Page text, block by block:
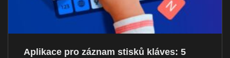
Aplikace pro záznam stisků kláves: 5